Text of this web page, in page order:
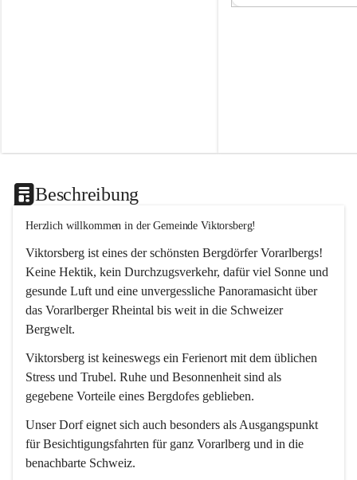
Beschreibung
Herzlich willkommen in der Gemeinde Viktorsberg!
Viktorsberg ist eines der schönsten Bergdörfer Vorarlbergs!
Keine Hektik, kein Durchzugsverkehr, dafür viel Sonne und
gesunde Luft und eine unvergessliche Panoramasicht über
das Vorarlberger Rheintal bis weit in die Schweizer
Bergwelt.
Viktorsberg ist keineswegs ein Ferienort mit dem üblichen
Stress und Trubel. Ruhe und Besonnenheit sind als
gegebene Vorteile eines Bergdofes geblieben.
Unser Dorf eignet sich auch besonders als Ausgangspunkt
für Besichtigungsfahrten für ganz Vorarlberg und in die
benachbarte Schweiz.